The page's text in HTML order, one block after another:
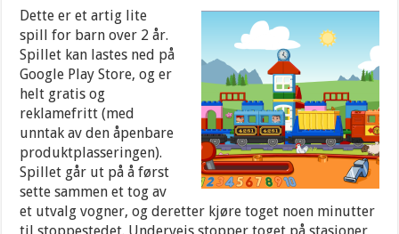
Dette er et artig lite
spill for barn over 2 år.
Spillet kan lastes ned på
Google Play Store, og er
helt gratis og
reklamefritt (med
unntak av den åpenbare
produktplasseringen).
Spillet går ut på å først
sette sammen et tog av
et utvalg vogner, og deretter kjøre toget noen minutter